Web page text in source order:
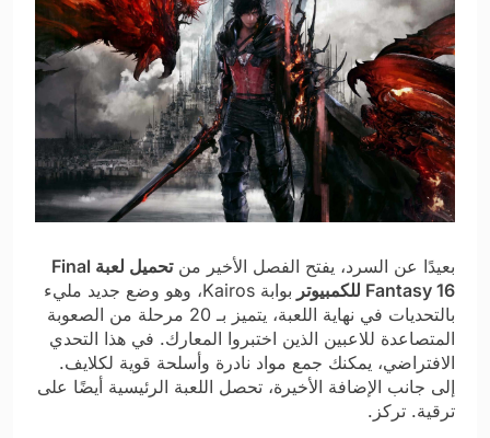
بعيدًا عن السرد، يفتح الفصل الأخير من
تحميل لعبة Final
Fantasy 16 للكمبيوتر
بوابة Kairos، وهو وضع جديد مليء
بالتحديات في نهاية اللعبة، يتميز بـ 20 مرحلة من الصعوبة
المتصاعدة للاعبين الذين اختبروا المعارك. في هذا التحدي
الافتراضي، يمكنك جمع مواد نادرة وأسلحة قوية لكلايف.
إلى جانب الإضافة الأخيرة، تحصل اللعبة الرئيسية أيضًا على
ترقية. تركز.